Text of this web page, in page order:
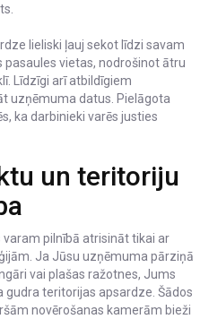
lieliski ļauj sekot līdzi savam
vietas, nodrošinot ātru
Līdzīgi arī atbildīgiem
uzņēmuma datus. Pielāgota
ka darbinieki varēs justies
un teritoriju
varam pilnībā atrisināt tikai ar
Ja Jūsu uzņēmuma pārziņā
vai plašas ražotnes, Jums
teritorijas apsardze. Šādos
novērošanas kamerām bieži